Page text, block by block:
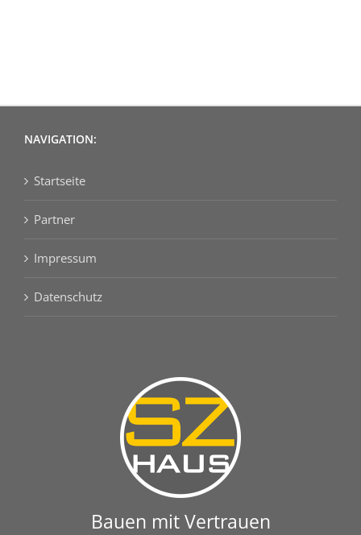
NAVIGATION:
Startseite
Partner
Impressum
Datenschutz
Bauen mit Vertrauen